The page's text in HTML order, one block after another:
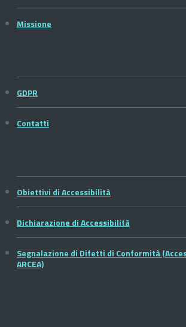
Missione
GDPR
Contatti
Obiettivi di Accessibilità
Dichiarazione di Accessibilità
Segnalazione di Difetti di Conformità
ARCEA)